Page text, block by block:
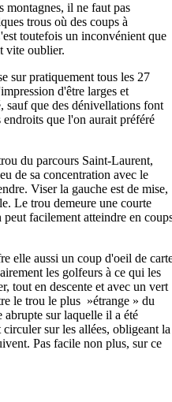
montagnes, il ne faut pas
trous où des coups à
toutefois un inconvénient que
vite oublier.
sur pratiquement tous les 27
d'être larges et
sauf que des dénivellations font
que l'on aurait préféré
du parcours Saint-Laurent,
de sa concentration avec le
Viser la gauche est de mise,
Le trou demeure une courte
facilement atteindre en
elle aussi un coup d'oeil de
les golfeurs à ce qui les
tout en descente et avec un vert
le trou le plus »étrange » du
abrupte sur laquelle il a été
sur les allées, obligeant la
Pas facile non plus, sur ce